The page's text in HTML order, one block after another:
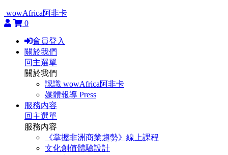
wowAfrica阿非卡
0
會員登入
關於我們
回主選單
關於我們
認識 wowAfrica阿非卡
媒體報導 Press
服務內容
回主選單
服務內容
《掌握非洲商業趨勢》線上課程
文化創值體驗設計